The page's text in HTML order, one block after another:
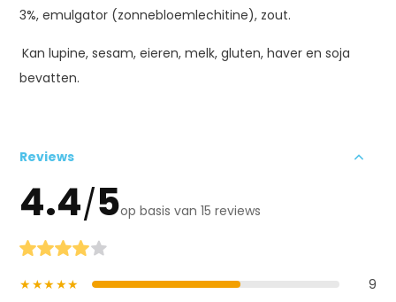
3%, emulgator (zonnebloemlechitine), zout.
Kan lupine, sesam, eieren, melk, gluten, haver en soja
bevatten.
Reviews
4.4/5op basis van 15 reviews
★★★★★
9